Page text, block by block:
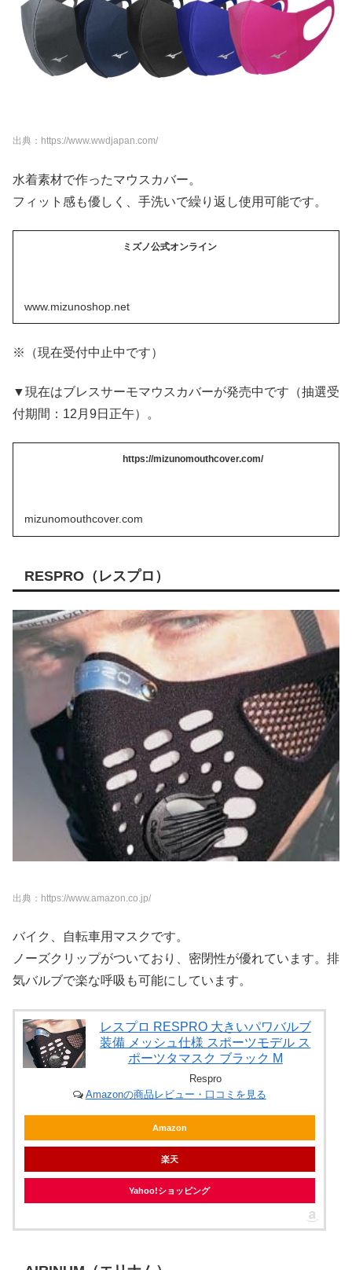
出典：https://www.wwdjapan.com/
水着素材で作ったマウスカバー。
フィット感も優しく、手洗いで繰り返し使用可能です。
ミズノ公式オンライン
www.mizunoshop.net
※（現在受付中止中です）
▼現在はブレスサーモマウスカバーが発売中です（抽選受
付期間：12月9日正午）。
https://mizunomouthcover.com/
mizunomouthcover.com
RESPRO（レスプロ）
出典：https://www.amazon.co.jp/
バイク、自転車用マスクです。
ノーズクリップがついており、密閉性が優れています。排
気バルブで楽な呼吸も可能にしています。
レスプロ RESPRO 大きいパワバルブ
装備 メッシュ仕様 スポーツモデル ス
ポーツタマスク ブラック M
Respro
Amazonの商品レビュー・口コミを見る
Amazon
楽天
Yahoo!ショッピング